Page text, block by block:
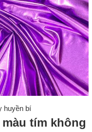
huyền bí
tím không